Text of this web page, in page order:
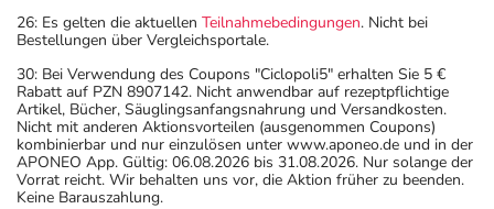
26: Es gelten die aktuellen Teilnahmebedingungen. Nicht bei
Bestellungen über Vergleichsportale.
30: Bei Verwendung des Coupons "Ciclopoli5" erhalten Sie 5 €
Rabatt auf PZN 8907142. Nicht anwendbar auf rezeptpflichtige
Artikel, Bücher, Säuglingsanfangsnahrung und Versandkosten.
Nicht mit anderen Aktionsvorteilen (ausgenommen Coupons)
kombinierbar und nur einzulösen unter www.aponeo.de und in der
APONEO App. Gültig: 06.08.2026 bis 31.08.2026. Nur solange der
Vorrat reicht. Wir behalten uns vor, die Aktion früher zu beenden.
Keine Barauszahlung.